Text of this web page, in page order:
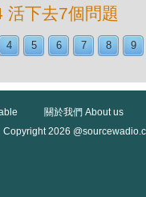
活下去7個問題
4 5 6 7 8 9
關於我們 About us
Copyright 2026